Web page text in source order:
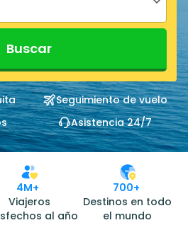
Buscar
Seguimiento de vuelo
Asistencia 24/7
4M+
Viajeros
al año
700+
Destinos en todo
el mundo